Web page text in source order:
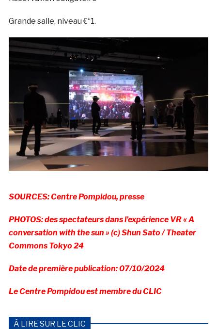
Grande salle, niveau €“1.
SOURCES: Centre Pompidou, presse
PHOTOS: des spectateurs dans l’expérience VR « A
conversation with the sun » (c) Shun Sato / Theater
Commons Tokyo 24
Date de première publication: 07/10/2024
Le Centre Pompidou est membre du CLIC
À LIRE SUR LE CLIC